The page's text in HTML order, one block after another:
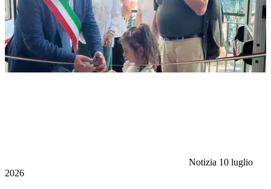
Notizia 10 luglio
2026